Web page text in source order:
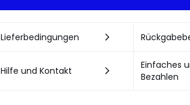
Lieferbedingungen
Hilfe und Kontakt
Einfaches
Bezahlen